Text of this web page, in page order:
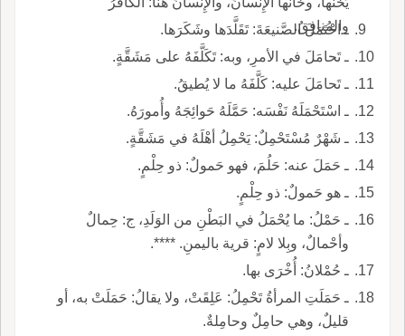
والمُنافِقُ.
ـ احْتَمَلَ الصَّنيعَةَ: تَقَلَّدَها وشَكَرَها.
ـ تَحامَلَ في الأمرِ، وبه: تَكَلَّفَهُ على مَشَقَّةٍ.
ـ تَحامَلَ عليه: كَلَّفَهُ ما لا يُطيقُ.
ـ اسْتَحْمَلَهُ نَفْسَه: حَمَّلَهُ حَوائِجَهُ وأُمورَهُ.
ـ شَهْرٌ مُسْتَحْمِلٌ: يَحْمِلُ أهْلَهُ في مَشَقَّةٍ.
ـ حَمَلَ عنه: حَلُمَ، فهو حَمولٌ: ذو حِلْمٍ.
ـ هو حَمولٌ: ذو حِلْمٍ.
ـ حَمْلُ: ما يُحْمَلُ في البَطْنِ من الوَلَدِ، ج: حِمالٌ
وأحْمالٌ، وبِلا لامٍ: قرية باليمنِ. ****.
ـ حُمْلانُ: أُخْرَى بها.
ـ حَمَلَتِ المرأةُ تَحْمِلُ: عَلِقَتْ، ولا يقالُ: حَمَلَتْ به، أو
قليلٌ، وهي حامِلٌ وحامِلةٌ.